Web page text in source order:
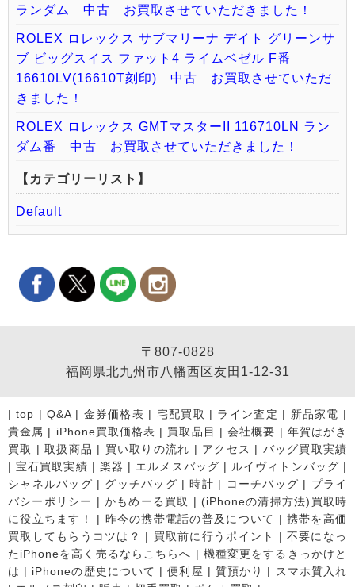
ランダム 中古 お買取させていただきました！
ROLEX ロレックス サブマリーナ デイト グリーンサ
ブ ビッグスイス ファット4 ライムベゼル F番
16610LV(16610T刻印) 中古 お買取させていただ
きました！
ROLEX ロレックス GMTマスターII 116710LN ラン
ダム番 中古 お買取させていただきました！
【カテゴリーリスト】
Default
〒807-0828
福岡県北九州市八幡西区友田1-12-31
|top | Q&A| 金券価格表 | 宅配買取 | ライン査定 | 新品家電 |
貴金属 | iPhone買取価格表 | 買取品目 |会社概要 | 年賀はがき
買取
|取扱商品 | 買い取りの流れ | アクセス | バッグ買取実績
|宝石買取実績 | 楽器 | エルメスバッグ | ルイヴィトンバッグ |
シャネルバッグ | グッチバッグ |時計 | コーチバッグ | プライ
バシーポリシー |かもめーる買取 | (iPhoneの清掃方法)買取時
に役立ちます！
| 昨今の携帯電話の普及について | 携帯を高価
買取してもらうコツは？
| 買取前に行うポイント | 不要になっ
たiPhoneを高く売るならこちらへ | 機種変更をするきっかけと
は | iPhoneの歴史について |便利屋 | 質預かり |
スマホ質入れ